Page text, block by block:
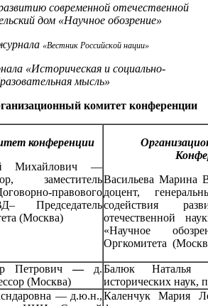
современной отечественной
дом «Научное обозрение»
«Вестник Российской нации»
«Историческая и социально-
мысль»
комитет конференции
конференции
Михайлович —
заместитель
правового
Председатель
(Москва)
Васильева Марина
доцент,
содействия
отечественной
«Научное
Оргкомитета
Петрович — д.
(Москва)
Балюк Наталья
исторических наук,
— д.ю.н.,Каленчук Мария